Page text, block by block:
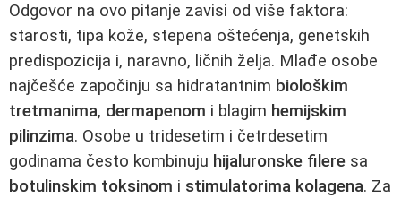
Odgovor na ovo pitanje zavisi od više faktora:
starosti, tipa kože, stepena oštećenja, genetskih
predispozicija i, naravno, ličnih želja. Mlađe osobe
najčešće započinju sa hidratantnim biološkim
tretmanima, dermapenom i blagim hemijskim
pilinzima. Osobe u tridesetim i četrdesetim
godinama često kombinuju hijaluronske filere sa
botulinskim toksinom i stimulatorima kolagena. Za